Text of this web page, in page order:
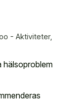
- Aktiviteter,
hälsoproblem